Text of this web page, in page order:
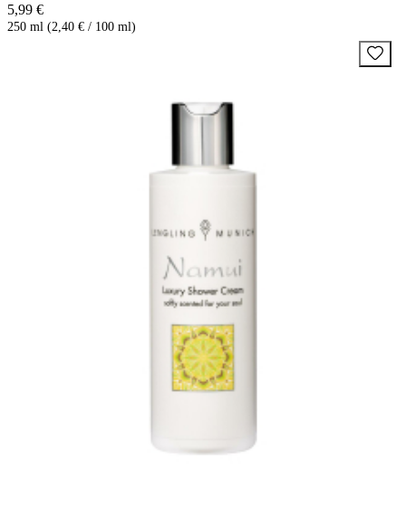
5,99 €
250 ml (2,40 € / 100 ml)